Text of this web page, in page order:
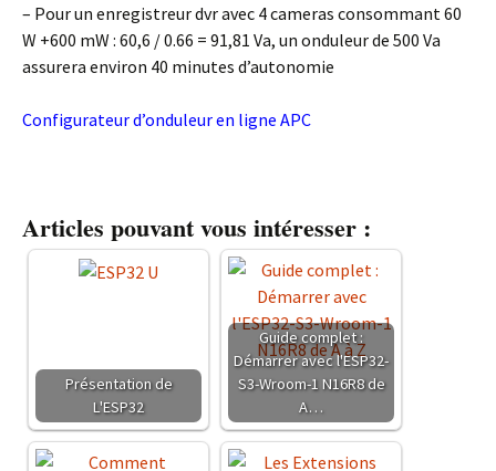
– Pour un enregistreur dvr avec 4 cameras consommant 60
W +600 mW : 60,6 / 0.66 = 91,81 Va, un onduleur de 500 Va
assurera environ 40 minutes d’autonomie
Configurateur d’onduleur en ligne APC
Articles pouvant vous intéresser :
Présentation de
L'ESP32
Guide complet :
Démarrer avec l'ESP32-
S3-Wroom-1 N16R8 de
A…